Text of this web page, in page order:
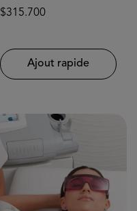
ANTIOXIDANTECH®
Prix
habituel
$315.700
Ajout rapide